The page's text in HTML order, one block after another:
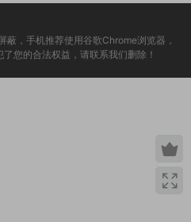
蔽，手机推荐使用谷歌Chrome浏览器，
您的合法权益，请联系我们删除！